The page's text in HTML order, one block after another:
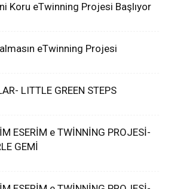
Koru eTwinning Projesi Başlıyor
eTwinning Projesi
LITTLE GREEN STEPS
ESERİM e TWİNNİNG PROJESİ-
GEMİ